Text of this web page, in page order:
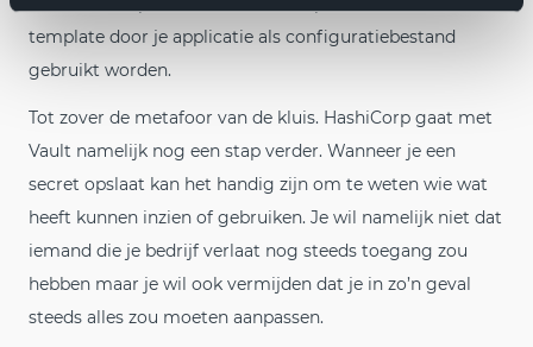
template door je applicatie als configuratiebestand
gebruikt worden.
Tot zover de metafoor van de kluis. HashiCorp gaat met
Vault namelijk nog een stap verder. Wanneer je een
secret opslaat kan het handig zijn om te weten wie wat
heeft kunnen inzien of gebruiken. Je wil namelijk niet dat
iemand die je bedrijf verlaat nog steeds toegang zou
hebben maar je wil ook vermijden dat je in zo’n geval
steeds alles zou moeten aanpassen.